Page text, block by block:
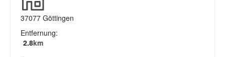
37077 Göttingen
Entfernung:
2.8km